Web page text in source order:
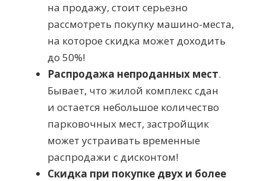
на продажу, стоит серьезно
рассмотреть покупку машино-места,
на которое скидка может доходить
до 50%!
Распродажа непроданных мест.
Бывает, что жилой комплекс сдан
и остается небольшое количество
парковочных мест, застройщик
может устраивать временные
распродажи с дисконтом!
Скидка при покупке двух и более